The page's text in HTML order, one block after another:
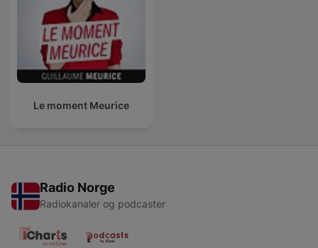
Le moment Meurice
Radio Norge
Radiokanaler og podcaster